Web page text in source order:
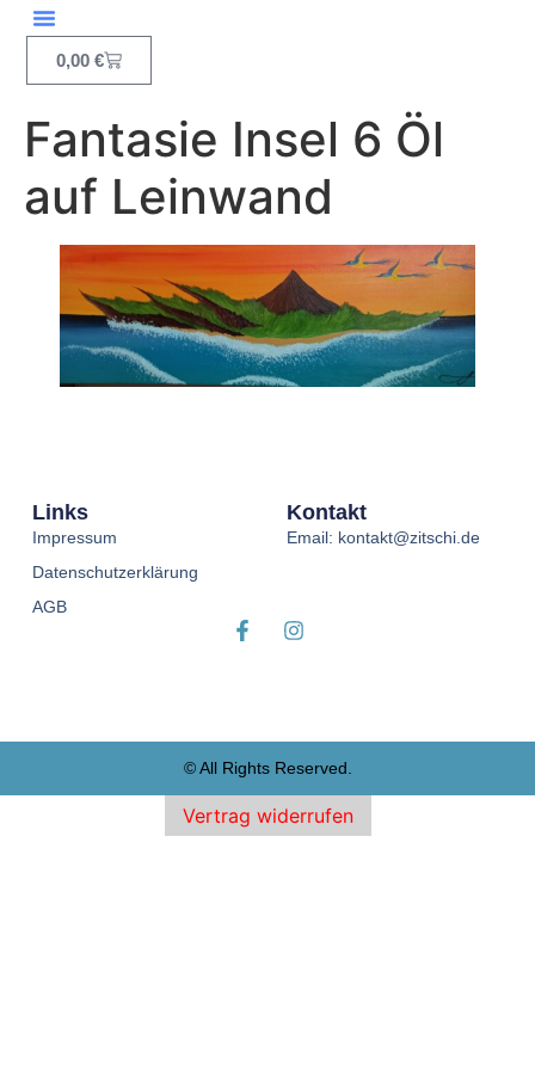
springen
0,00€
Fantasie Insel 6 Öl
auf Leinwand
Links
Impressum
Datenschutzerklärung
AGB
Kontakt
Email: kontakt@zitschi.de
© All Rights Reserved.
Vertrag widerrufen